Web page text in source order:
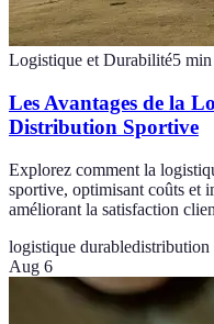
Logistique et Durabilité5 min
Les Avantages de la
Distribution Sportive
Explorez comment la
sportive, optimisant coûts et
améliorant la satisfaction
logistique durabledistribution
Aug 6